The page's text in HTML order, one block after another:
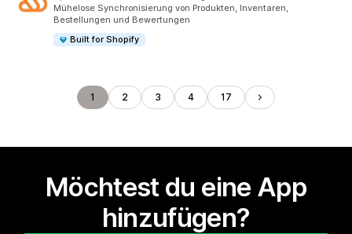
Mühelose Synchronisierung von Produkten, Inventaren,
Bestellungen und Bewertungen
Built for Shopify
1 2 3 4 17
Möchtest du eine App
hinzufügen?